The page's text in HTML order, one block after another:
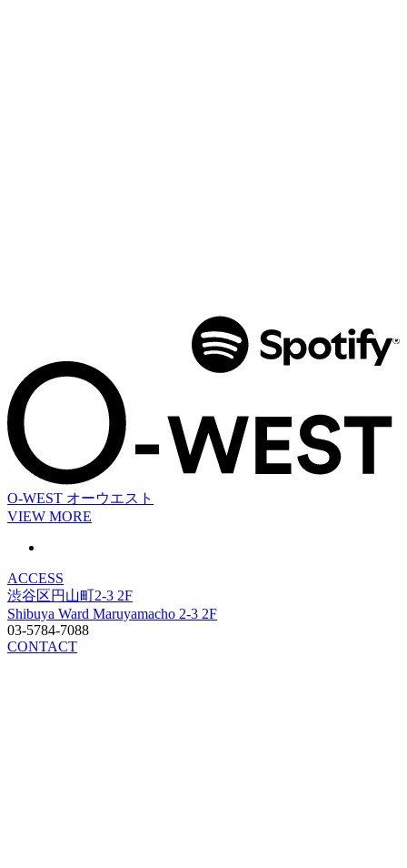
O-WEST オーウエスト
VIEW MORE
ACCESS
渋谷区円山町2-3 2F
Shibuya Ward Maruyamacho 2-3 2F
03-5784-7088
CONTACT